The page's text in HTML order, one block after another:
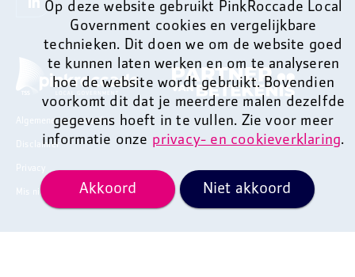
Op deze website gebruikt PinkRoccade Local
Government cookies en vergelijkbare
technieken. Dit doen we om de website goed
te kunnen laten werken en om te analyseren
hoe de website wordt gebruikt. Bovendien
voorkomt dit dat je meerdere malen dezelfde
gegevens hoeft in te vullen. Zie voor meer
informatie onze privacy- en cookieverklaring.
Akkoord Niet akkoord
Algemene voorwaarden
Disclaimer
Privacy
Mis niets en ontvang onze nieuwsbrief